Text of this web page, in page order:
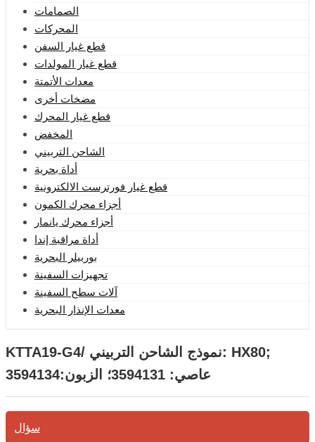
الصمامات
المحركات
قطع غيار السفن
قطع غيار المولدات
معدات الأتمتة
مضخات أخرى
قطع غيار المحرك
المخفض
الشاحن التربيني
أداة بحرية
قطع غيار فورترست الالكترونية
أجزاء محرك الكمون
أجزاء محرك يانمار
أداة مراقبة إندا
بوربيلر البحرية
تجهيزات السفينة
آلات سطح السفينة
معدات الإنذار البحرية
KTTA19-G4/ نموذج الشاحن التربيني: HX80;
عاصي: 3594131؛ الزبون:3594134
سؤال